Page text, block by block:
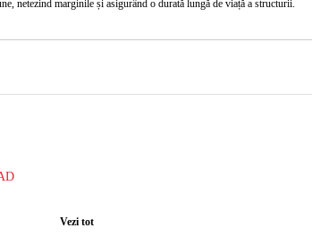
netezind marginile și asigurând o durată lungă de viață a structurii.
Vezi tot